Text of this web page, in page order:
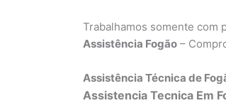
Trabalhamos somente com
Assistência Fogão –
Assistência Técnica de
Assistencia Tecnica Em